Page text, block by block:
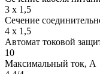
3 х 1,5
Сечение
4 х 1,5
Автомат токовой
10
Максимальный ток, А